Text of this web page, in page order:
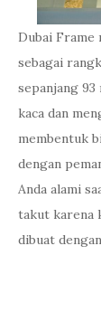
Dubai Frame
sebagai
sepanjang
kaca dan
membentuk
dengan
Anda alami
takut karena
dibuat